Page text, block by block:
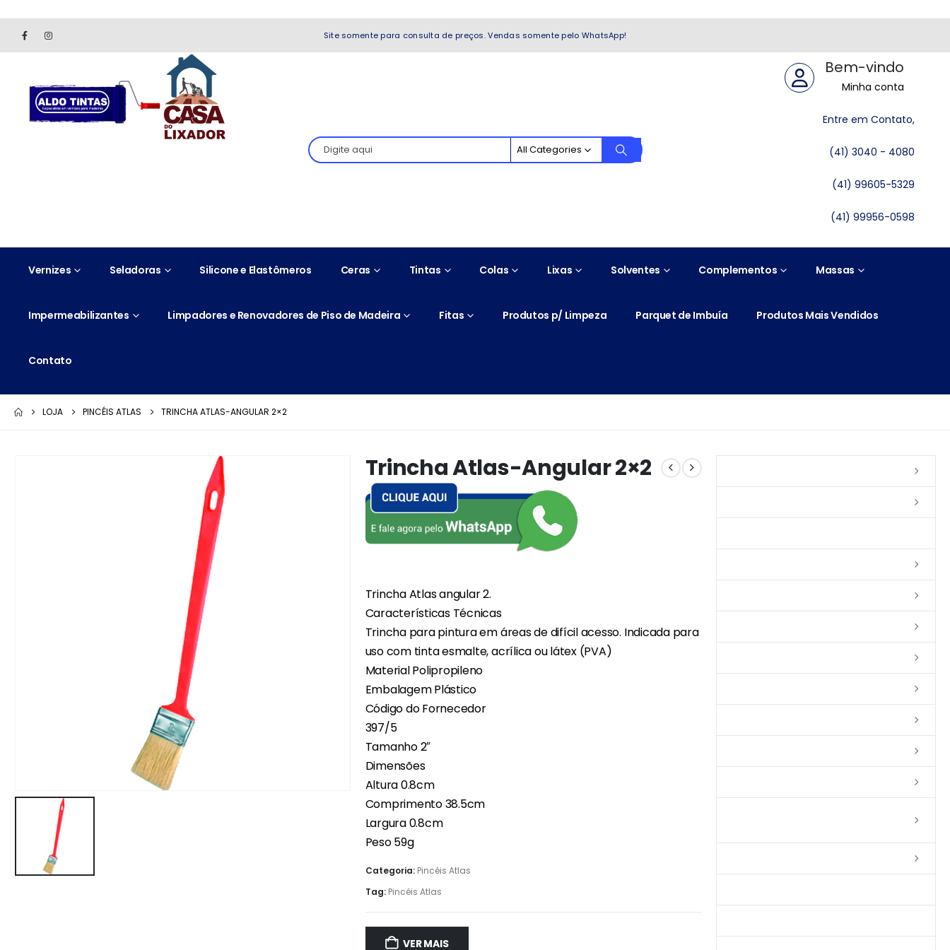
Site somente para consulta de preços. Vendas somente pelo WhatsApp!
All Categories
Bem-vindo
Minha conta
Entre em Contato,
(41) 3040 - 4080
(41) 99605-5329
(41) 99956-0598
Vernizes Seladoras Silicone e Elastômeros Ceras Tintas Colas Lixas Solventes Complementos Massas
Impermeabilizantes Limpadores e Renovadores de Piso de Madeira Fitas Produtos p/ Limpeza Parquet de Imbuía Produtos Mais Vendidos
Contato
LOJA PINCÉIS ATLAS TRINCHA ATLAS-ANGULAR 2×2
Trincha Atlas-Angular 2×2
Trincha Atlas angular 2.
Características Técnicas
Trincha para pintura em áreas de difícil acesso. Indicada para
uso com tinta esmalte, acrílica ou látex (PVA)
Material Polipropileno
Embalagem Plástico
Código do Fornecedor
397/5
Tamanho 2″
Dimensões
Altura 0.8cm
Comprimento 38.5cm
Largura 0.8cm
Peso 59g
Categoria: Pincéis Atlas
Tag: Pincéis Atlas
VER MAIS